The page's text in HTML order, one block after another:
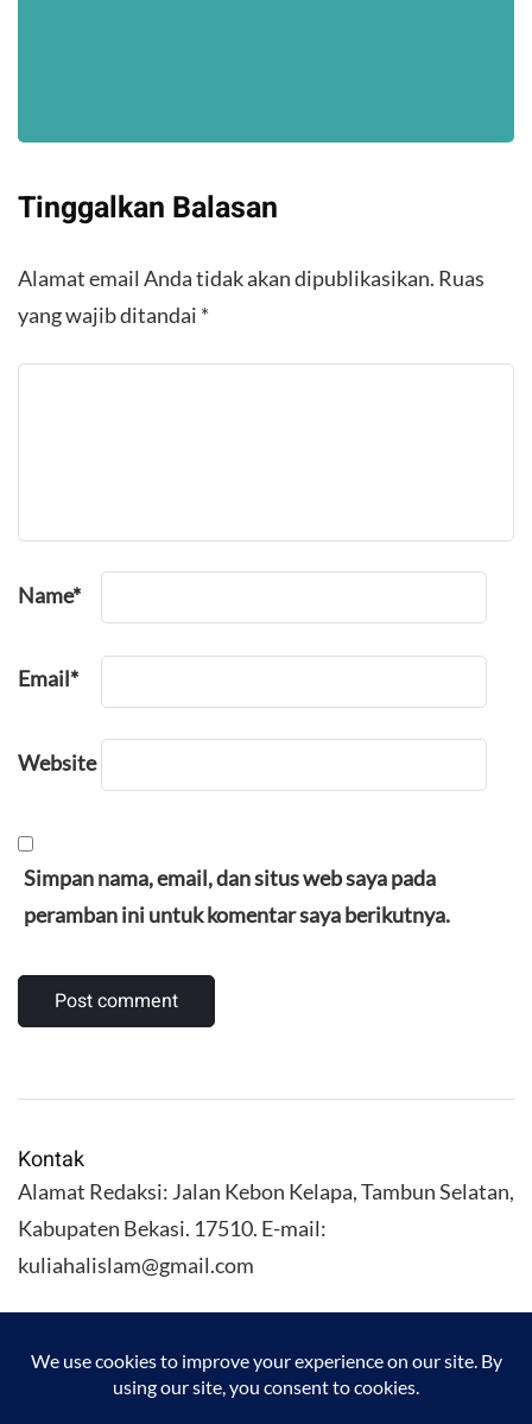
Tinggalkan Balasan
Alamat email Anda tidak akan dipublikasikan. Ruas
yang wajib ditandai *
Name*
Email*
Website
Simpan nama, email, dan situs web saya pada
peramban ini untuk komentar saya berikutnya.
Kontak
Alamat Redaksi: Jalan Kebon Kelapa, Tambun Selatan,
Kabupaten Bekasi. 17510. E-mail:
kuliahalislam@gmail.com